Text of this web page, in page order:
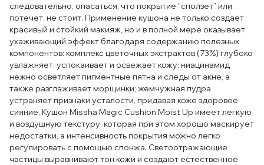
следовательно, опасаться, что покрытие “сползет” или
потечет, не стоит. Применение кушона не только создаёт
красивый и стойкий макияж, но и в полной мере оказывает
ухаживающий эффект благодаря содержанию полезных
компонентов: комплекс цветочных экстрактов (73%) глубоко
увлажняет, успокаивает и освежает кожу; ниацинамид
нежно осветляет пигментные пятна и следы от акне, а
также разглаживает морщинки; жемчужная пудра
устраняет признаки усталости, придавая коже здоровое
сияние. Кушон Missha Magic Cushion Moist Up имеет легкую
и воздушную текстуру, которая при этом хорошо маскирует
недостатки, а интенсивность покрытия можно легко
регулировать с помощью спонжа. Светоотражающие
частицы выравнивают тон кожи и создают естественное